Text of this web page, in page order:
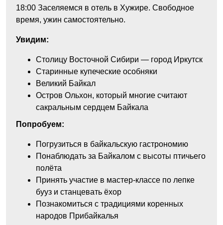
18:00 Заселяемся в отель в Хужире. Свободное
время, ужин самостоятельно.
Увидим:
Столицу Восточной Сибири — город Иркутск
Старинные купеческие особняки
Великий Байкал
Остров Ольхон, который многие считают
сакральным сердцем Байкала
Попробуем:
Погрузиться в байкальскую гастрономию
Понаблюдать за Байкалом с высоты птичьего
полёта
Принять участие в мастер-классе по лепке
бууз и станцевать ёхор
Познакомиться с традициями коренных
народов Прибайкалья